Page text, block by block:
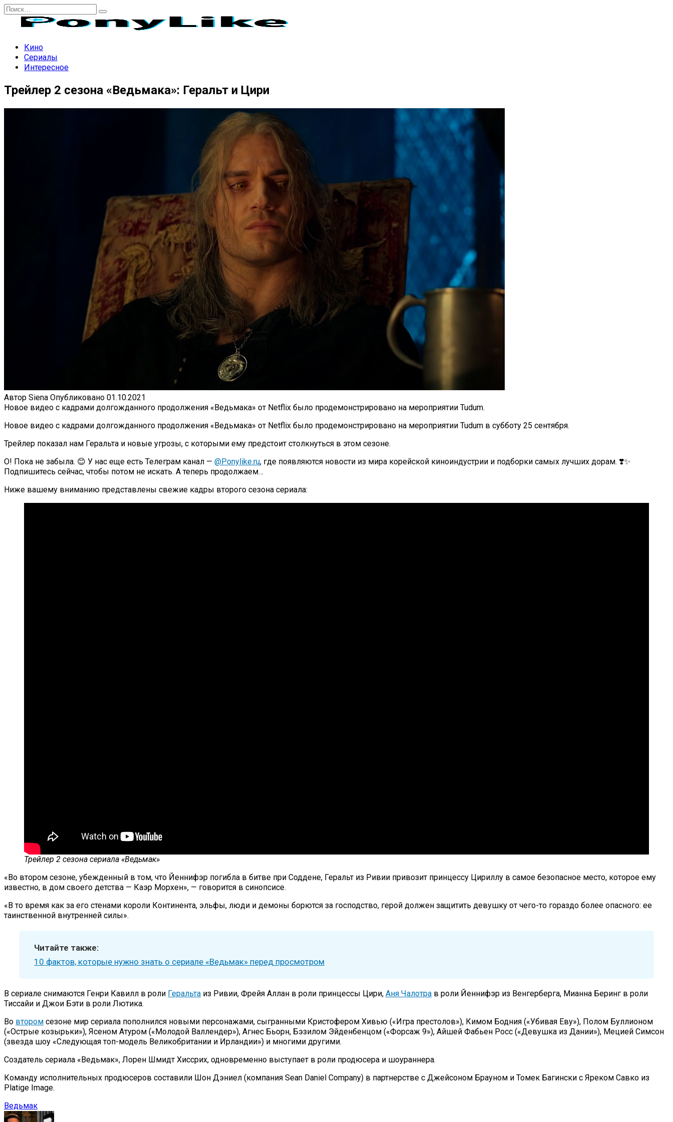
Перейти
содержанию
Search
Кино
Сериалы
Интересное
Трейлер 2 сезона «Ведьмака»: Геральт и Цири
Автор Siena Опубликовано 01.10.2021
Новое видео с кадрами долгожданного продолжения «Ведьмака» от Netflix было продемонстрировано на мероприятии Tudum.
Новое видео с кадрами долгожданного продолжения «Ведьмака» от Netflix было продемонстрировано на мероприятии Tudum в субботу 25 сентября.
Трейлер показал нам Геральта и новые угрозы, с которыми ему предстоит столкнуться в этом сезоне.
О! Пока не забыла. 😊 У нас еще есть Телеграм канал — @Ponylike.ru, где появляются новости из мира корейской киноиндустрии и подборки самых лучших дорам. ❣️✨
Подпишитесь сейчас, чтобы потом не искать. А теперь продолжаем…
Ниже вашему вниманию представлены свежие кадры второго сезона сериала:
Трейлер 2 сезона сериала «Ведьмак»
«Во втором сезоне, убежденный в том, что Йеннифэр погибла в битве при Соддене, Геральт из Ривии привозит принцессу Цириллу в самое безопасное место, которое ему
известно, в дом своего детства — Каэр Морхен», — говорится в синопсисе.
«В то время как за его стенами короли Континента, эльфы, люди и демоны борются за господство, герой должен защитить девушку от чего-то гораздо более опасного: ее
таинственной внутренней силы».
Читайте также:
10 фактов, которые нужно знать о сериале «Ведьмак» перед просмотром
В сериале снимаются Генри Кавилл в роли Геральта из Ривии, Фрейя Аллан в роли принцессы Цири, Аня Чалотра в роли Йеннифэр из Венгерберга, Мианна Беринг в роли
Тиссайи и Джои Бэти в роли Лютика.
Во втором сезоне мир сериала пополнился новыми персонажами, сыгранными Кристофером Хивью («Игра престолов»), Кимом Бодния («Убивая Еву»), Полом Буллионом
(«Острые козырьки»), Ясеном Атуром («Молодой Валлендер»), Агнес Бьорн, Бэзилом Эйденбенцом («Форсаж 9»), Айшей Фабьен Росс («Девушка из Дании»), Мецией Симсон
(звезда шоу «Следующая топ-модель Великобритании и Ирландии») и многими другими.
Создатель сериала «Ведьмак», Лорен Шмидт Хиссрих, одновременно выступает в роли продюсера и шоураннера.
Команду исполнительных продюсеров составили Шон Дэниел (компания Sean Daniel Company) в партнерстве с Джейсоном Брауном и Томек Багински с Яреком Савко из
Platige Image.
Ведьмак